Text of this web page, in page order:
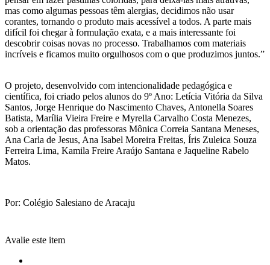
mas como algumas pessoas têm alergias, decidimos não usar
corantes, tornando o produto mais acessível a todos. A parte mais
difícil foi chegar à formulação exata, e a mais interessante foi
descobrir coisas novas no processo. Trabalhamos com materiais
incríveis e ficamos muito orgulhosos com o que produzimos juntos.”
O projeto, desenvolvido com intencionalidade pedagógica e
científica, foi criado pelos alunos do 9º Ano: Letícia Vitória da Silva
Santos, Jorge Henrique do Nascimento Chaves, Antonella Soares
Batista, Marília Vieira Freire e Myrella Carvalho Costa Menezes,
sob a orientação das professoras Mônica Correia Santana Meneses,
Ana Carla de Jesus, Ana Isabel Moreira Freitas, Íris Zuleica Souza
Ferreira Lima, Kamila Freire Araújo Santana e Jaqueline Rabelo
Matos.
Por: Colégio Salesiano de Aracaju
Avalie este item